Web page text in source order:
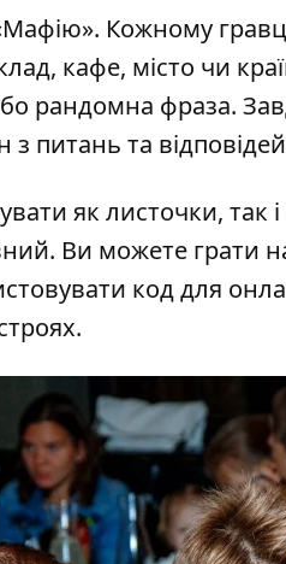
Кожному
кафе, місто чи
рандомна фраза.
з питань та
як листочки, так
Ви можете грати
код для